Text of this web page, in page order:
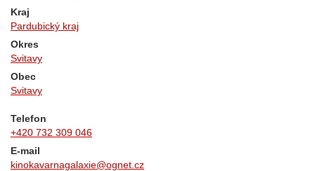
Kraj
Pardubický kraj
Okres
Svitavy
Obec
Svitavy
Telefon
+420 732 309 046
E-mail
kinokavarnagalaxie@ognet.cz